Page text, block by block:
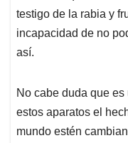
testigo de la rabia y
incapacidad de no
así.
No cabe duda que
estos aparatos el
mundo estén